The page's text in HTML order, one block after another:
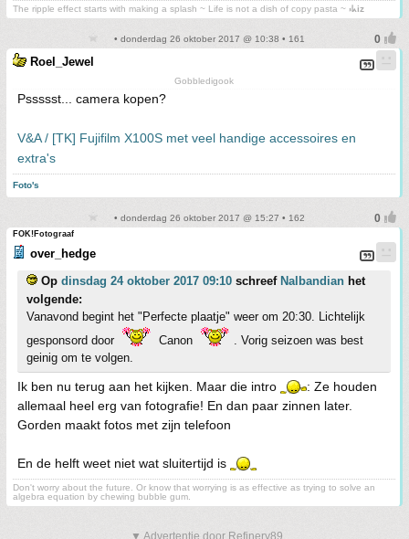
The ripple effect starts with making a splash ~ Life is not a dish of copy pasta ~ ⳽ᖾiz
• donderdag 26 oktober 2017 @ 10:38 • 161
Roel_Jewel
Gobbledigook
Pssssst... camera kopen?
V&A / [TK] Fujifilm X100S met veel handige accessoires en
extra's
Foto's
• donderdag 26 oktober 2017 @ 15:27 • 162
FOK!Fotograaf
over_hedge
Op dinsdag 24 oktober 2017 09:10 schreef Nalbandian het
volgende:
Vanavond begint het "Perfecte plaatje" weer om 20:30. Lichtelijk
gesponsord door
Canon
. Vorig seizoen was best
geinig om te volgen.
Ik ben nu terug aan het kijken. Maar die intro
: Ze houden
allemaal heel erg van fotografie! En dan paar zinnen later.
Gorden maakt fotos met zijn telefoon
En de helft weet niet wat sluitertijd is
Don't worry about the future. Or know that worrying is as effective as trying to solve an
algebra equation by chewing bubble gum.
▼ Advertentie door Refinery89